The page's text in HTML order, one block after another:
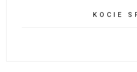
KOCIE